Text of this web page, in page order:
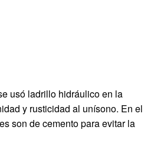
usó ladrillo hidráulico en la
y rusticidad al unísono. En el
son de cemento para evitar la